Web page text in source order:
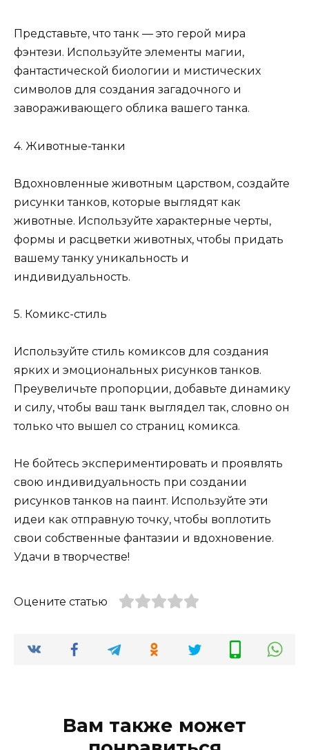
Представьте, что танк — это герой мира
фэнтези. Используйте элементы магии,
фантастической биологии и мистических
символов для создания загадочного и
завораживающего облика вашего танка.
4. Животные-танки
Вдохновленные животным царством, создайте
рисунки танков, которые выглядят как
животные. Используйте характерные черты,
формы и расцветки животных, чтобы придать
вашему танку уникальность и
индивидуальность.
5. Комикс-стиль
Используйте стиль комиксов для создания
ярких и эмоциональных рисунков танков.
Преувеличьте пропорции, добавьте динамику
и силу, чтобы ваш танк выглядел так, словно он
только что вышел со страниц комикса.
Не бойтесь экспериментировать и проявлять
свою индивидуальность при создании
рисунков танков на паинт. Используйте эти
идеи как отправную точку, чтобы воплотить
свои собственные фантазии и вдохновение.
Удачи в творчестве!
Оцените статью
Вам также может